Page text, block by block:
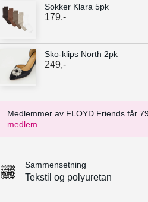
Medlemmer av FLOYD Friends får
medlem
Sokker Klara 5pk
179,-
Sko-klips North 2pk
249,-
Sammensetning
Tekstil og polyuretan